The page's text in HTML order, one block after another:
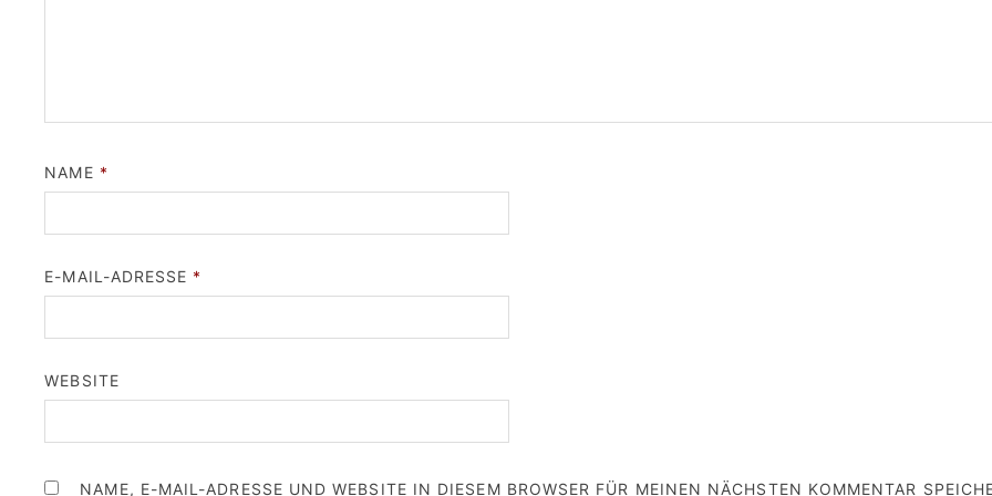
NAME *
E-MAIL-ADRESSE *
WEBSITE
NAME, E-MAIL-ADRESSE UND WEBSITE IN DIESEM BROWSER FÜR MEINEN NÄCHSTEN KOMMENTAR